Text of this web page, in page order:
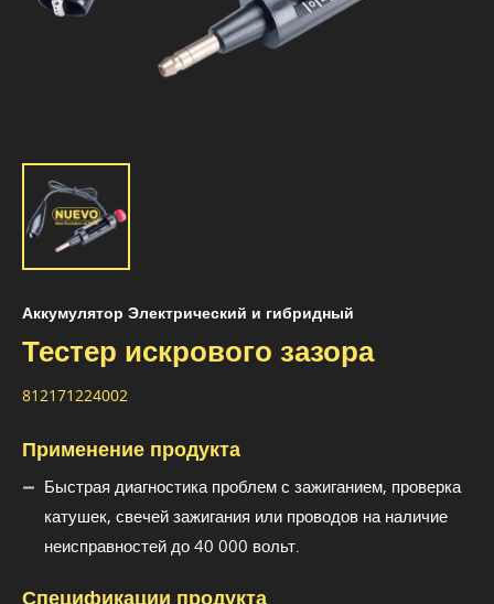
Аккумулятор Электрический и гибридный
Тестер искрового зазора
812171224002
Применение продукта
Быстрая диагностика проблем с зажиганием, проверка
катушек, свечей зажигания или проводов на наличие
неисправностей до 40 000 вольт.
Спецификации продукта